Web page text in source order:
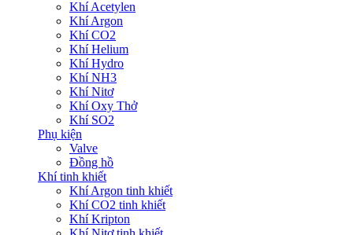
Khí Acetylen
Khí Argon
Khí CO2
Khí Helium
Khí Hydro
Khí NH3
Khí Nitơ
Khí Oxy Thở
Khí SO2
Phụ kiện
Valve
Đồng hồ
Khí tinh khiết
Khí Argon tinh khiết
Khí CO2 tinh khiết
Khí Kripton